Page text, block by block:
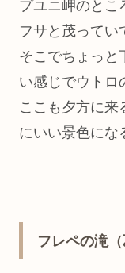
プユニ岬のとこ
フサと茂ってい
そこでちょっと
い感じでウトロ
ここも夕方に来
にいい景色にな
フレペの滝（